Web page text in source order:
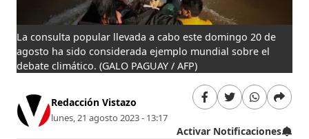
La consulta popular llevada a cabo este domingo 20 de
agosto ha sido considerada ejemplo mundial sobre el
debate climático. (GALO PAGUAY / AFP)
Redacción Vistazo
lunes, 21 agosto 2023 - 13:17
Activar Notificaciones